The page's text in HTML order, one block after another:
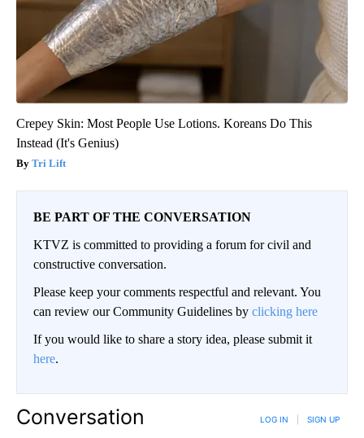
Crepey Skin: Most People Use Lotions. Koreans Do This
Instead (It's Genius)
Tri Lift
BE PART OF THE CONVERSATION
KTVZ is committed to providing a forum for civil and
constructive conversation.
Please keep your comments respectful and relevant. You
can review our Community Guidelines by clicking here
If you would like to share a story idea, please submit it
here.
Conversation LOG IN SIGN UP